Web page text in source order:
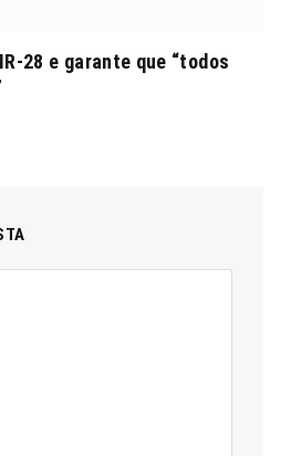
28 e garante que “todos